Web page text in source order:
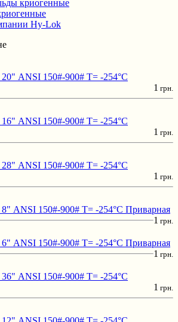
криогенные
Hy-Lok
20" ANSI 150#-900# T= -254°C
1 грн.
16" ANSI 150#-900# T= -254°C
1 грн.
28" ANSI 150#-900# T= -254°C
1 грн.
8" ANSI 150#-900# T= -254°C Приварная
1 грн.
6" ANSI 150#-900# T= -254°C Приварная
1 грн.
36" ANSI 150#-900# T= -254°C
1 грн.